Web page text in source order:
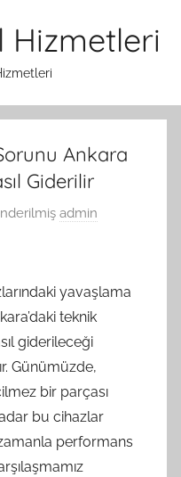
Hizmetleri
Ankara
Giderilir
admin
yavaşlama
teknik
giderileceği
Günümüzde,
bir parçası
bu cihazlar
zamanla performans